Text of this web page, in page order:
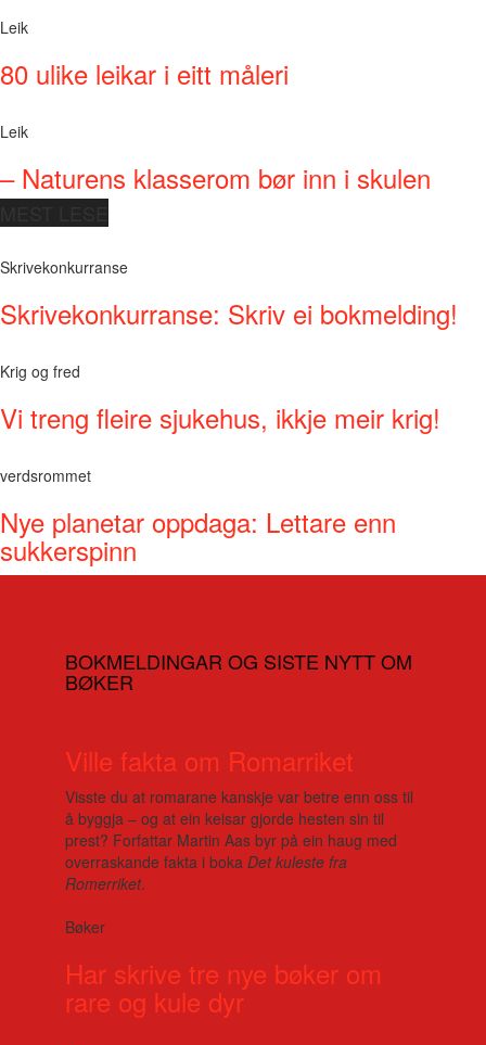
Leik
80 ulike leikar i eitt måleri
Leik
– Naturens klasserom bør inn i skulen
Skrivekonkurranse
Skrivekonkurranse: Skriv ei bokmelding!
Krig og fred
Vi treng fleire sjukehus, ikkje meir krig!
verdsrommet
Nye planetar oppdaga: Lettare enn
sukkerspinn
BOKMELDINGAR OG SISTE NYTT OM
BØKER
Ville fakta om Romarriket
Visste du at romarane kanskje var betre enn oss til
å byggja – og at ein keisar gjorde hesten sin til
prest? Forfattar Martin Aas byr på ein haug med
overraskande fakta i boka Det kuleste fra
Romerriket.
Bøker
Har skrive tre nye bøker om
rare og kule dyr